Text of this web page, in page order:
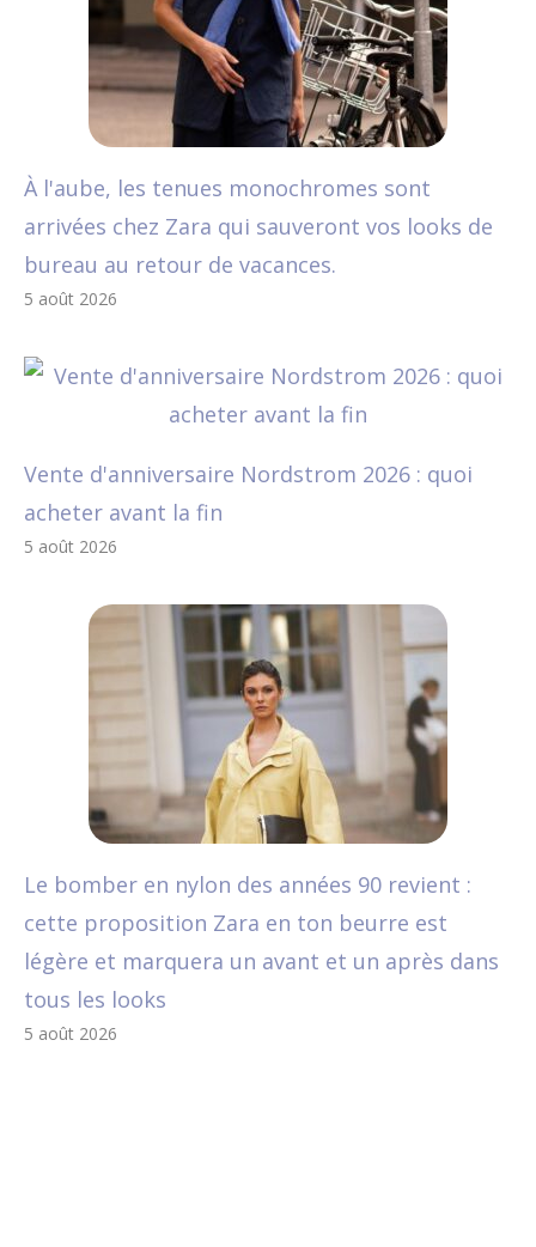
À l'aube, les tenues monochromes sont
arrivées chez Zara qui sauveront vos looks de
bureau au retour de vacances.
5 août 2026
Vente d'anniversaire Nordstrom 2026 : quoi
acheter avant la fin
5 août 2026
Le bomber en nylon des années 90 revient :
cette proposition Zara en ton beurre est
légère et marquera un avant et un après dans
tous les looks
5 août 2026